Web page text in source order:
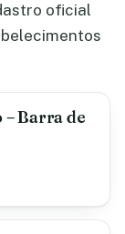
oficial
– Barra de